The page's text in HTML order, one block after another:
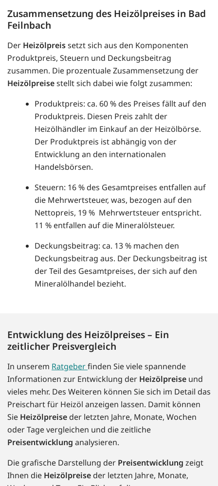
Zusammensetzung des Heizölpreises in Bad
Feilnbach
Der Heizölpreissetzt sich aus den Komponenten
Produktpreis, Steuern und Deckungsbeitrag
zusammen. Die prozentuale Zusammensetzung der
Heizölpreisestellt sich dabei wie folgt zusammen:
Produktpreis: ca. 60 % des Preises fällt auf den
Produktpreis. Diesen Preis zahlt der
Heizölhändler im Einkauf an der Heizölbörse.
Der Produktpreis ist abhängig von der
Entwicklung an den internationalen
Handelsbörsen.
Steuern: 16 % des Gesamtpreises entfallen auf
die Mehrwertsteuer, was, bezogen auf den
Nettopreis, 19 % Mehrwertsteuer entspricht.
11 % entfallen auf die Mineralölsteuer.
Deckungsbeitrag: ca. 13 % machen den
Deckungsbeitrag aus. Der Deckungsbeitrag ist
der Teil des Gesamtpreises, der sich auf den
Mineralölhandel bezieht.
Entwicklung des Heizölpreises – Ein
zeitlicher Preisvergleich
In unserem Ratgeberfinden Sie viele spannende
Informationen zur Entwicklung der Heizölpreise und
vieles mehr. Des Weiteren können Sie sich im Detail das
Preischart für Heizöl anzeigen lassen. Damit können
Sie Heizölpreise der letzten Jahre, Monate, Wochen
oder Tage vergleichen und die zeitliche
Preisentwicklung analysieren.
Die grafische Darstellung der Preisentwicklung zeigt
Ihnen die Heizölpreise der letzten Jahre, Monate,